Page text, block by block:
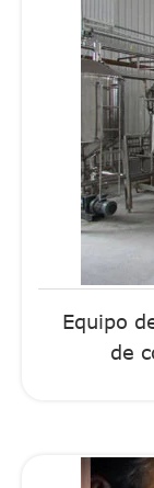
Equipo
de